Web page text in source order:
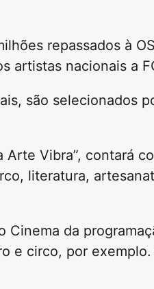
repassados à
artistas nacionais a
são selecionados
Arte Vibra”, contará
literatura,
Cinema da
e circo, por